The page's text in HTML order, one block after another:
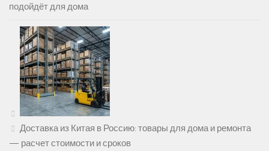
подойдёт для дома
Доставка из Китая в Россию: товары для дома и ремонта
— расчет стоимости и сроков